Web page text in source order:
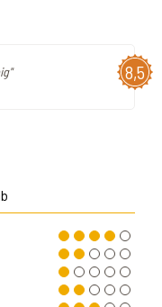
8,5